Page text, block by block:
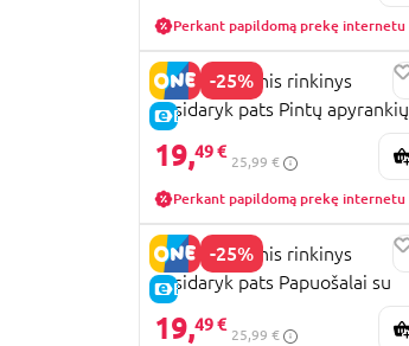
Perkant papildomą prekę internetu
-25%
E-KAINA
STMT kūrybinis rinkinys
pasidaryk pats Pintų apyrankių
kūrimas, 227622
19,49 €
25,99 €
Perkant papildomą prekę internetu
-25%
E-KAINA
STMT kūrybinis rinkinys
pasidaryk pats Papuošalai su
raidėmis, 79979
19,49 €
25,99 €